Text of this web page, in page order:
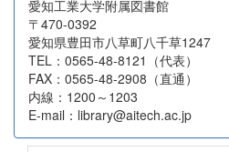
愛知工業大学附属図書館
〒470-0392
愛知県豊田市八草町八千草1247
TEL：0565-48-8121（代表）
FAX：0565-48-2908（直通）
内線：1200～1203
E-mail：library@aitech.ac.jp